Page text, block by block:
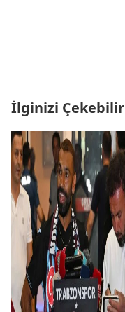
İlginizi Çekebilir